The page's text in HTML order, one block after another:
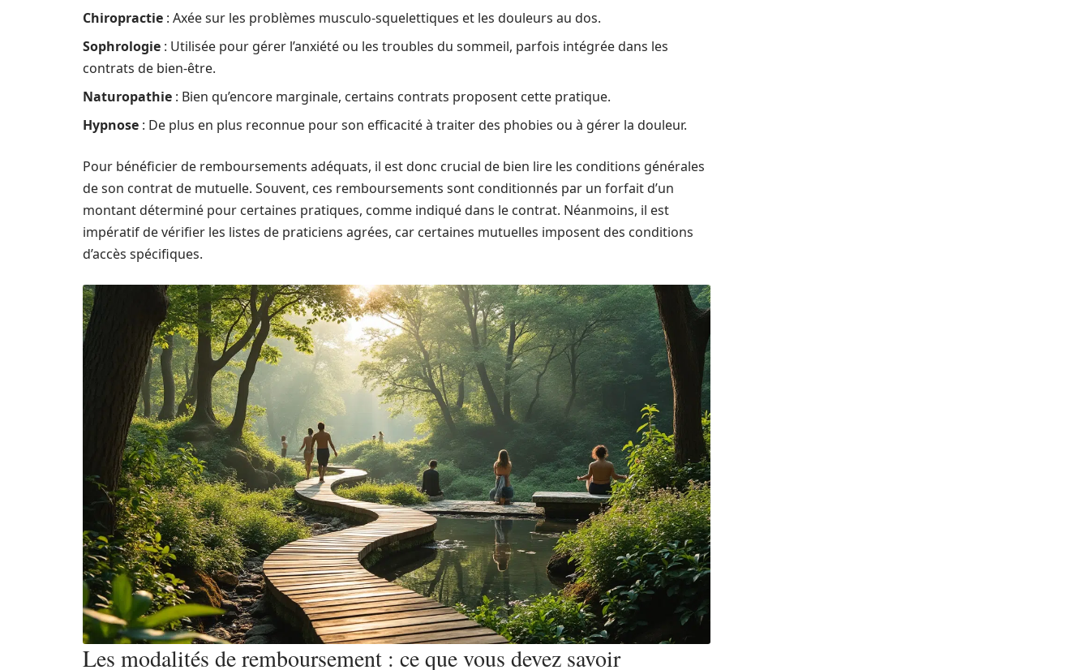
Chiropractie : Axée sur les problèmes musculo-squelettiques et les douleurs au dos.
Sophrologie : Utilisée pour gérer l’anxiété ou les troubles du sommeil, parfois intégrée dans les
contrats de bien-être.
Naturopathie : Bien qu’encore marginale, certains contrats proposent cette pratique.
Hypnose : De plus en plus reconnue pour son efficacité à traiter des phobies ou à gérer la douleur.
Pour bénéficier de remboursements adéquats, il est donc crucial de bien lire les conditions générales
de son contrat de mutuelle. Souvent, ces remboursements sont conditionnés par un forfait d’un
montant déterminé pour certaines pratiques, comme indiqué dans le contrat. Néanmoins, il est
impératif de vérifier les listes de praticiens agrées, car certaines mutuelles imposent des conditions
d’accès spécifiques.
Les modalités de remboursement : ce que vous devez savoir